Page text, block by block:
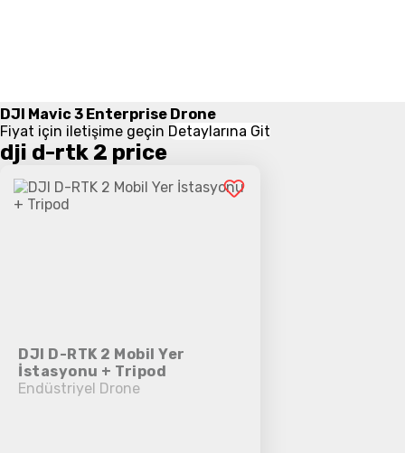
DJI Mavic 3 Enterprise Drone
Fiyat için iletişime geçin Detaylarına Git
dji d-rtk 2 price
DJI D-RTK 2 Mobil Yer
İstasyonu + Tripod
Endüstriyel Drone